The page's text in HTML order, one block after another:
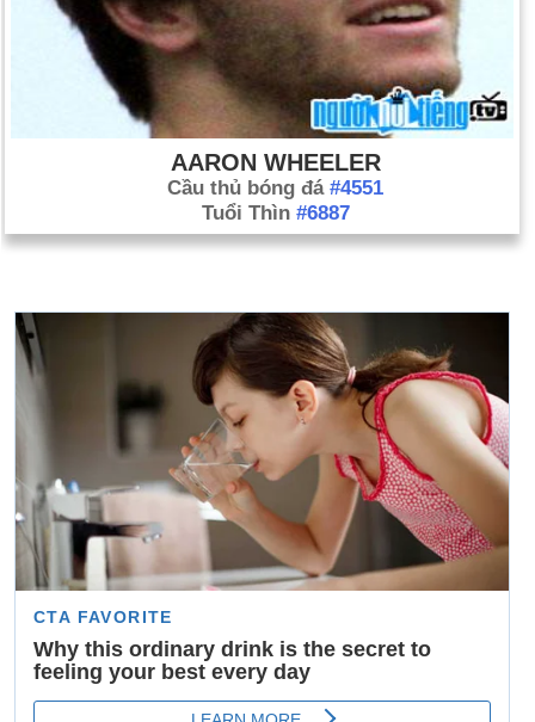
AARON WHEELER
Cầu thủ bóng đá #4551
Tuổi Thìn #6887